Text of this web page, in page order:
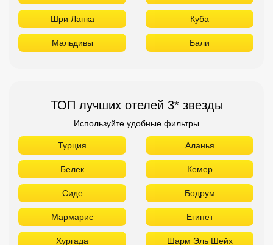
Шри Ланка Куба
Мальдивы Бали
ТОП лучших отелей 3* звезды
Используйте удобные фильтры
Турция Аланья
Белек Кемер
Сиде Бодрум
Мармарис Египет
Хургада Шарм Эль Шейх